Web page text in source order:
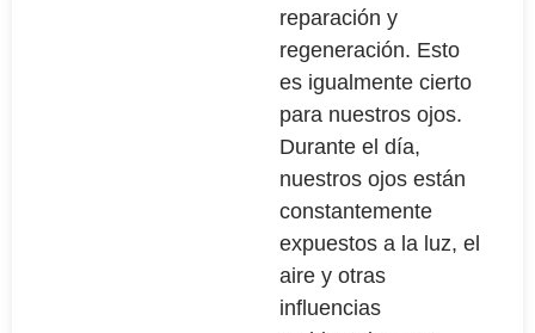
reparación y
regeneración. Esto
es igualmente cierto
para nuestros ojos.
Durante el día,
nuestros ojos están
constantemente
expuestos a la luz, el
aire y otras
influencias